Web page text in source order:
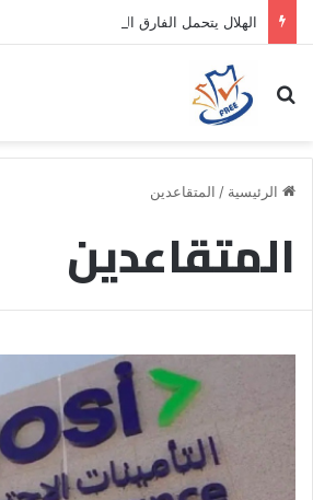
بحث عن
الرئيسية / المتقاعدين
المتقاعدين